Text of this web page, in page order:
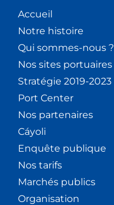
Accueil
Notre histoire
Qui sommes-nous ?
Nos sites portuaires
Stratégie 2019-2023
Port Center
Nos partenaires
Cáyoli
Enquête publique
Nos tarifs
Marchés publics
Organisation